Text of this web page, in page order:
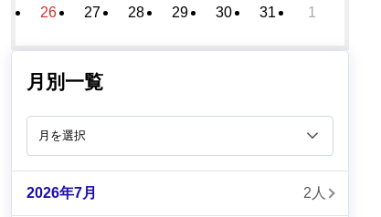
26 27 28 29 30 31 1
月別一覧
2026年7月 2人